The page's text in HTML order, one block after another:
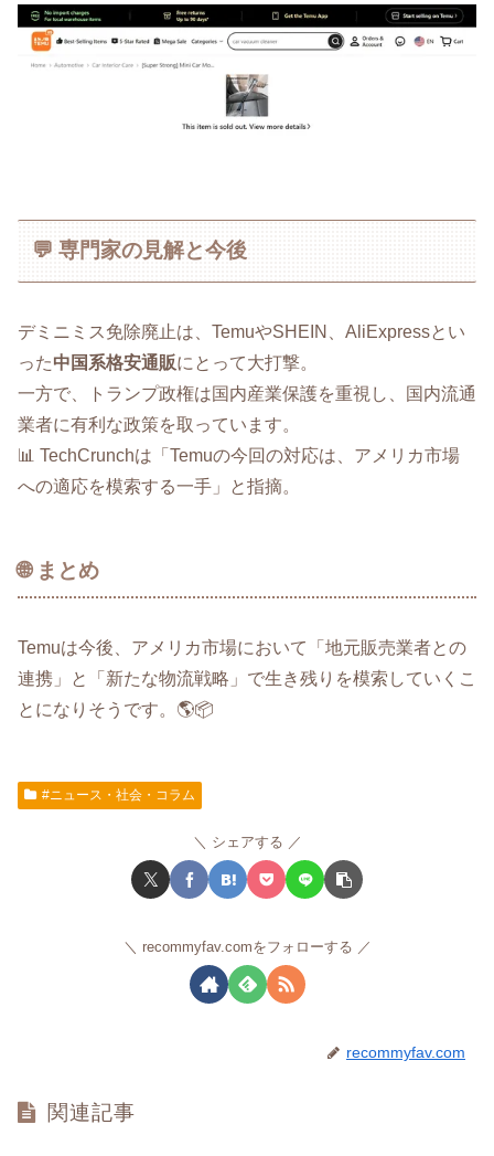
💬 専門家の見解と今後
デミニミス免除廃止は、TemuやSHEIN、AliExpressとい
った中国系格安通販にとって大打撃。
一方で、トランプ政権は国内産業保護を重視し、国内流通
業者に有利な政策を取っています。
📊 TechCrunchは「Temuの今回の対応は、アメリカ市場
への適応を模索する一手」と指摘。
🌐 まとめ
Temuは今後、アメリカ市場において「地元販売業者との
連携」と「新たな物流戦略」で生き残りを模索していくこ
とになりそうです。🌎📦
#ニュース・社会・コラム
シェアする
recommyfav.comをフォローする
recommyfav.com
関連記事